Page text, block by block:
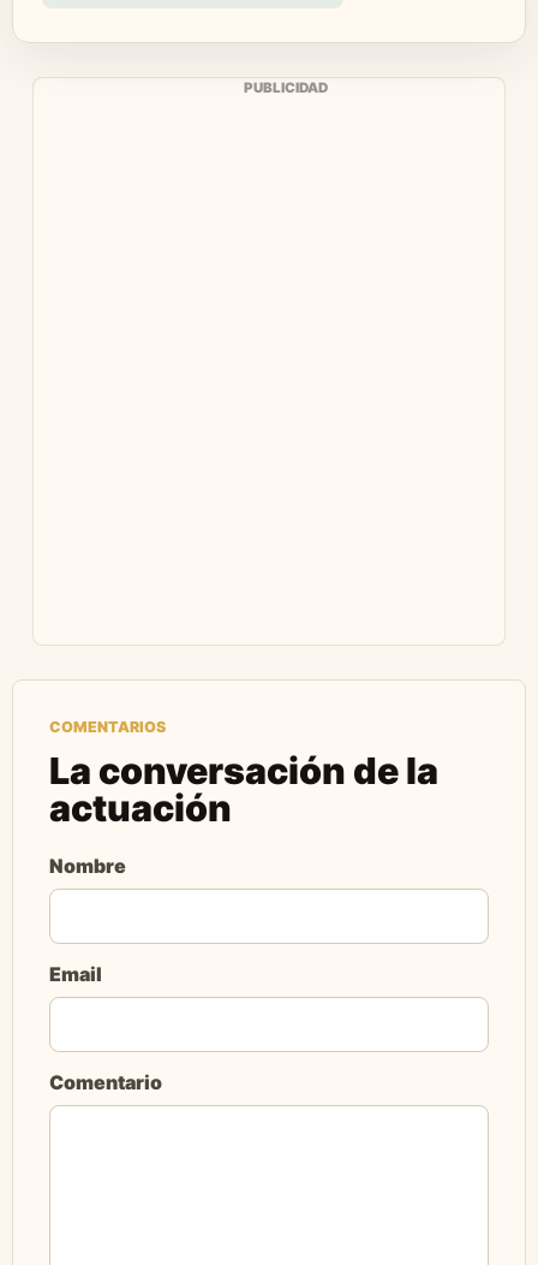
PUBLICIDAD
COMENTARIOS
La conversación de la
actuación
Nombre
Email
Comentario